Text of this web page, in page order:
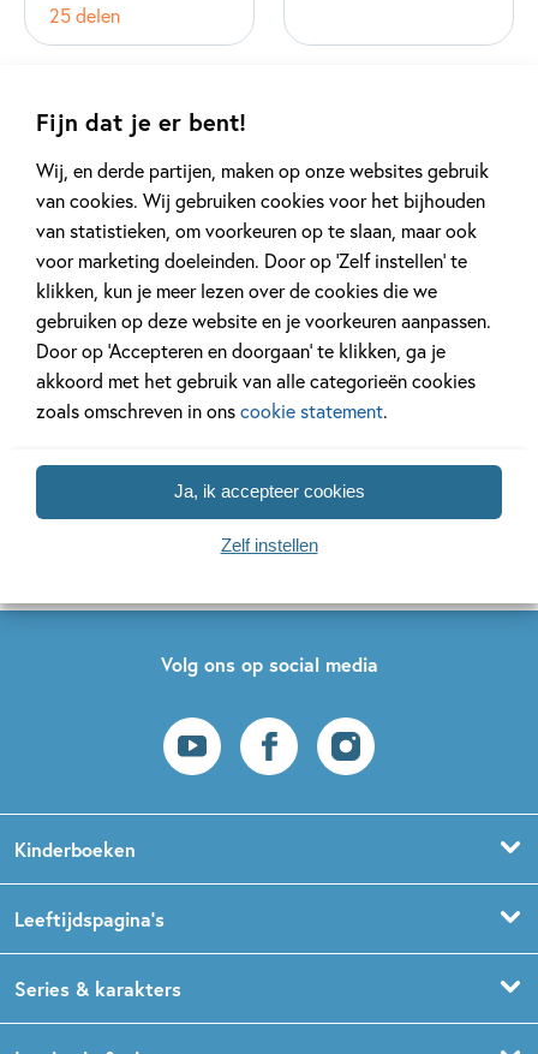
Fijn dat je er bent!
Wij, en derde partijen, maken op onze websites gebruik
van cookies. Wij gebruiken cookies voor het bijhouden
van statistieken, om voorkeuren op te slaan, maar ook
voor marketing doeleinden. Door op ‘Zelf instellen’ te
klikken, kun je meer lezen over de cookies die we
gebruiken op deze website en je voorkeuren aanpassen.
Door op ‘Accepteren en doorgaan’ te klikken, ga je
akkoord met het gebruik van alle categorieën cookies
zoals omschreven in onscookie statement.
Ja, ik accepteer cookies
Zelf instellen
25 delen
Thuis bij Muis
12 delen
Volg ons op social media
Kinderboeken
Prentenboeken
Leeftijdspagina’s
Boekentips 1,5 - 3 jaar
Series & karakters